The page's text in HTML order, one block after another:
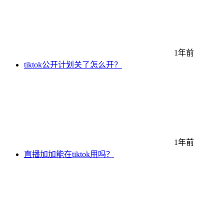
1年前
tiktok公开计划关了怎么开？
1年前
直播加加能在tiktok用吗？